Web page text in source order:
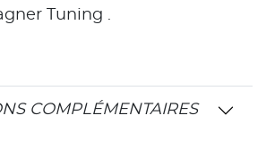
Tuning .
COMPLÉMENTAIRES